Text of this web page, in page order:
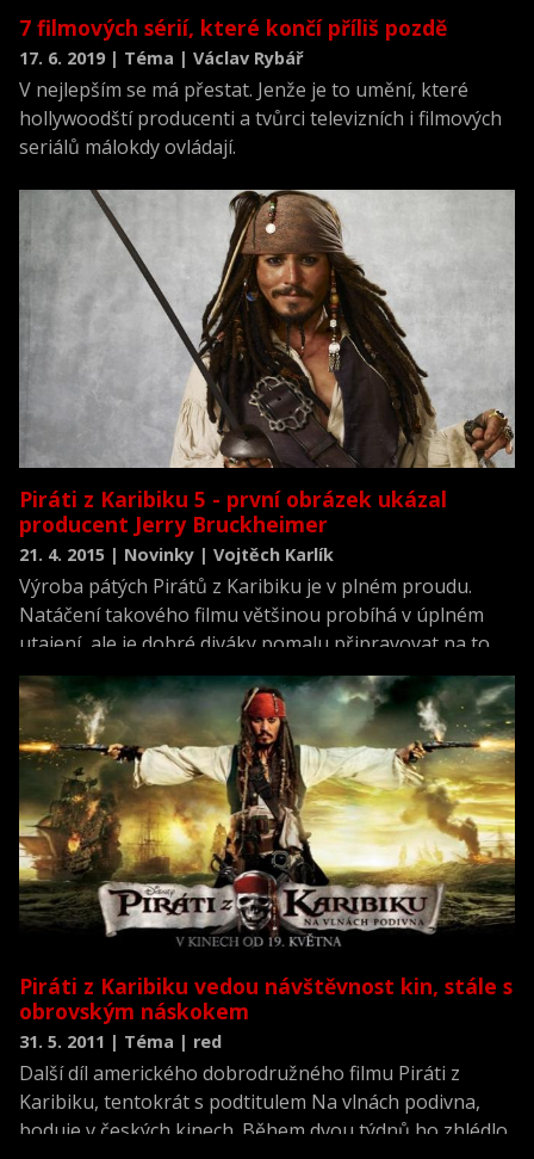
7 filmových sérií, které končí příliš pozdě
17. 6. 2019 | Téma | Václav Rybář
V nejlepším se má přestat. Jenže je to umění, které
hollywoodští producenti a tvůrci televizních i filmových
seriálů málokdy ovládají.
Piráti z Karibiku 5 - první obrázek ukázal
producent Jerry Bruckheimer
21. 4. 2015 | Novinky | Vojtěch Karlík
Výroba pátých Pirátů z Karibiku je v plném proudu.
Natáčení takového filmu většinou probíhá v úplném
utajení, ale je dobré diváky pomalu připravovat na to,
že jednoho dne budou muset zaplatit vstupné a
producentům jejich investici splatit. Jerry Bruckheimer
ukázal první fotku kapitána Jacka Sparrowa, kterého
tak parádně hraje Johnny Depp.
Piráti z Karibiku vedou návštěvnost kin, stále s
obrovským náskokem
31. 5. 2011 | Téma | red
Další díl amerického dobrodružného filmu Piráti z
Karibiku, tentokrát s podtitulem Na vlnách podivna,
boduje v českých kinech. Během dvou týdnů ho zhlédlo